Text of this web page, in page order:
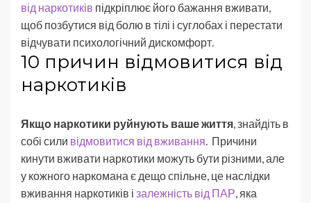
від наркотиків підкріплює його бажання вживати,
щоб позбутися від болю в тілі і суглобах і перестати
відчувати психологічний дискомфорт.
10 причин відмовитися від
наркотиків
Якщо наркотики руйнують ваше життя, знайдіть в
собі сили відмовитися від вживання. Причини
кинути вживати наркотики можуть бути різними, але
у кожного наркомана є дещо спільне, це наслідки
вживання наркотиків і залежність від ПАР, яка